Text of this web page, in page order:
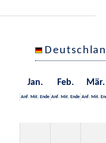
Jan. Feb. Mär.
Anf. Mit. Ende Anf. Mit. Ende Anf. Mit.